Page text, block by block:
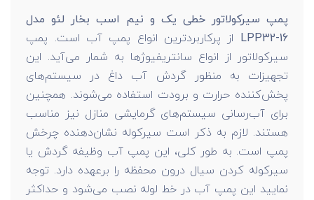
پمپ سیرکولاتور خطی یک و نیم اسب بخار لئو مدل
LPP32-16 از پرکاربردترین انواع پمپ آب است. پمپ
سیرکولاتور از انواع سانتریفیوژها به شمار می‌آید. این
تجهیزات به منظور گردش آب داغ در سیستم‌های
پخش‌کننده حرارت و برودت استفاده می‌شوند. همچنین
برای آب‌رسانی سیستم‌های گرمایشی منازل نیز مناسب
هستند. لازم به ذکر است سیرکوله نشان‌دهنده چرخش
پمپ است. به طور کلی، این پمپ آب وظیفه گردش یا
سیرکوله کردن سیال درون محفظه را برعهده دارد. توجه
نمایید این پمپ آب در خط لوله نصب می‌شود و حداکثر